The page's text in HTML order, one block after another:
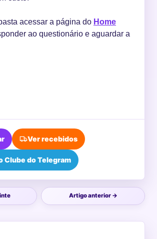
acessar a página do Home
ao questionário e aguardar a
Clube do Telegram
Ver recebidos
Artigo anterior →